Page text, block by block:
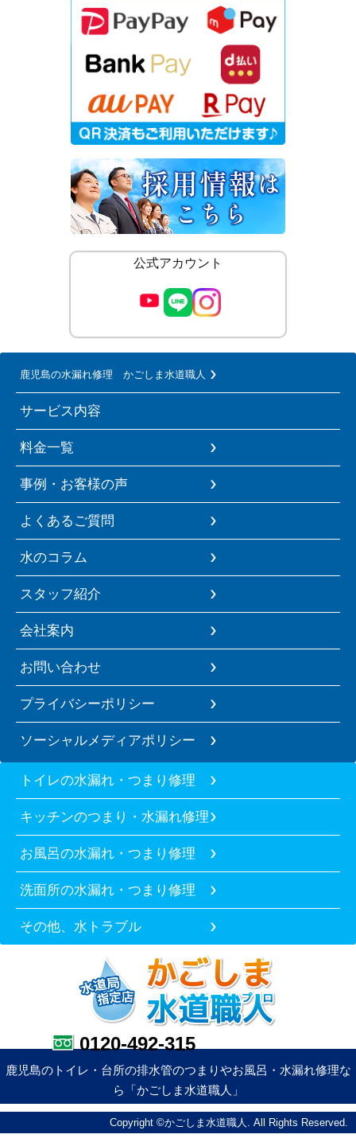
公式アカウント
鹿児島の水漏れ修理 かごしま水道職人
サービス内容
料金一覧
事例・お客様の声
よくあるご質問
水のコラム
スタッフ紹介
会社案内
お問い合わせ
プライバシーポリシー
ソーシャルメディアポリシー
トイレの水漏れ・つまり修理
キッチンのつまり・水漏れ修理
お風呂の水漏れ・つまり修理
洗面所の水漏れ・つまり修理
その他、水トラブル
0120-492-315
鹿児島のトイレ・台所の排水管のつまりやお風呂・水漏れ修理な
ら「かごしま水道職人」
Copyright ©かごしま水道職人. All Rights Reserved.